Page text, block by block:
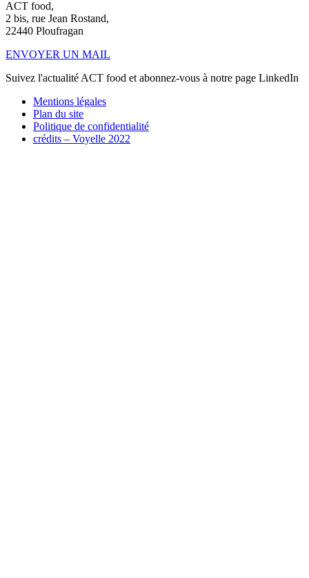
ACT food,
2 bis, rue Jean Rostand,
22440 Ploufragan
ENVOYER UN MAIL
Suivez l'actualité ACT food et abonnez-vous à notre page LinkedIn
Mentions légales
Plan du site
Politique de confidentialité
crédits – Voyelle 2022